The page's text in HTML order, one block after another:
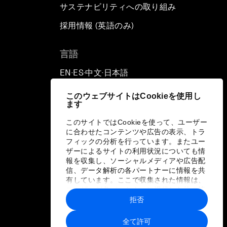
このウェブサイトはCookieを使用し
ます
このサイトではCookieを使って、ユーザー
に合わせたコンテンツや広告の表示、トラ
フィックの分析を行っています。またユー
ザーによるサイトの利用状況についても情
報を収集し、ソーシャルメディアや広告配
信、データ解析の各パートナーに情報を共
有しています。ここで収集された情報は、
ユーザーが各パートナーに提供した他の情
報や各パートナーのサービスを使用した際
に収集された情報と組み合わされ、各パー
トナーによって使用されることがありま
全て許可
拒否
サステナビリティへの取り組み
採用情報 (英語のみ)
言語
EN ▪ ES▪中文▪ 日本語